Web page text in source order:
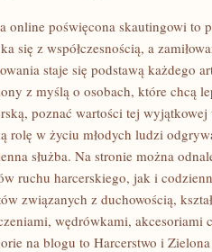
online poświęcona skautingowi to
się z współczesnością, a
staje się podstawą każdego
z myślą o osobach, które chcą
poznać wartości tej
rolę w życiu młodych ludzi
służba. Na stronie można
ruchu harcerskiego, jak i
związanych z duchowością,
wędrówkami, akcesoriami
na blogu to Harcerstwo i